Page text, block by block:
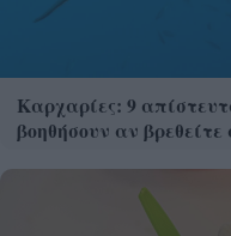
Καρχαρίες: 9
βοηθήσουν αν